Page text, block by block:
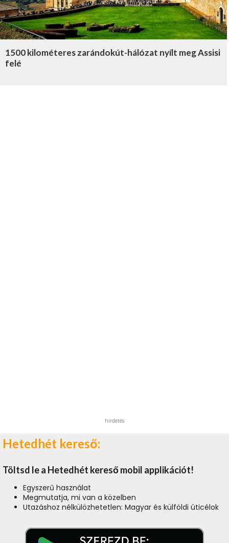
1500 kilométeres zarándokút-hálózat nyílt meg Assisi
felé
hirdetés
Hetedhét kereső:
Töltsd le a Hetedhét kereső mobil applikációt!
Egyszerű használat
Megmutatja, mi van a közelben
Utazáshoz nélkülözhetetlen: Magyar és külföldi úticélok